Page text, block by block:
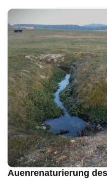
Auenrenaturierung